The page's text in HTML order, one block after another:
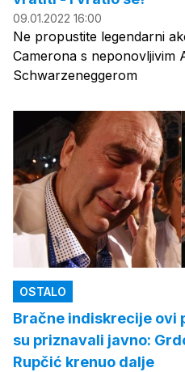
09.01.2022 16:00
Ne propustite legendarni
Camerona s neponovljivim
Schwarzeneggerom
OSTALO
Bračne indiskrecije ovi
su priznavali javno:
Rupčić krenuo dalje